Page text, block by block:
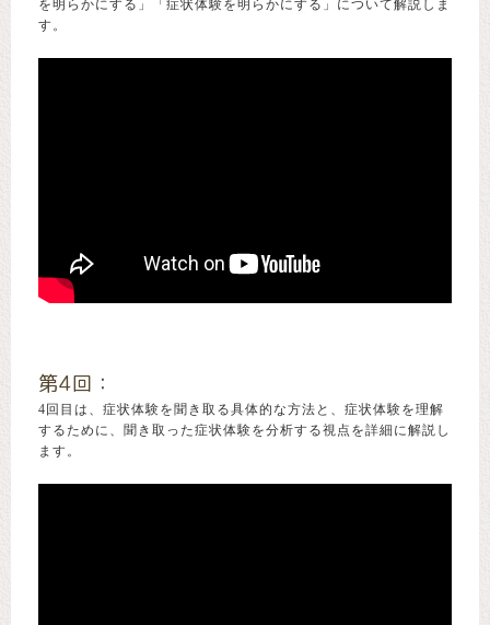
を明らかにする」「症状体験を明らかにする」について解説しま
す。
第4回：
4回目は、症状体験を聞き取る具体的な方法と、症状体験を理解
するために、聞き取った症状体験を分析する視点を詳細に解説し
ます。